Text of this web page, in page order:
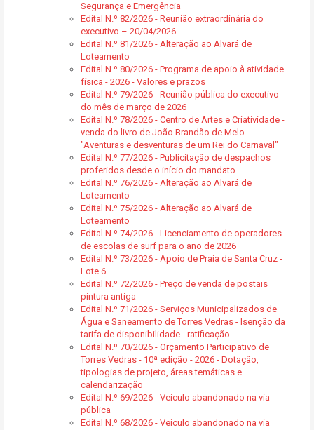
Segurança e Emergência
Edital N.º 82/2026 - Reunião extraordinária do
executivo – 20/04/2026
Edital N.º 81/2026 - Alteração ao Alvará de
Loteamento
Edital N.º 80/2026 - Programa de apoio à atividade
física - 2026 - Valores e prazos
Edital N.º 79/2026 - Reunião pública do executivo
do mês de março de 2026
Edital N.º 78/2026 - Centro de Artes e Criatividade -
venda do livro de João Brandão de Melo -
"Aventuras e desventuras de um Rei do Carnaval"
Edital N.º 77/2026 - Publicitação de despachos
proferidos desde o início do mandato
Edital N.º 76/2026 - Alteração ao Alvará de
Loteamento
Edital N.º 75/2026 - Alteração ao Alvará de
Loteamento
Edital N.º 74/2026 - Licenciamento de operadores
de escolas de surf para o ano de 2026
Edital N.º 73/2026 - Apoio de Praia de Santa Cruz -
Lote 6
Edital N.º 72/2026 - Preço de venda de postais
pintura antiga
Edital N.º 71/2026 - Serviços Municipalizados de
Água e Saneamento de Torres Vedras - Isenção da
tarifa de disponibilidade - ratificação
Edital N.º 70/2026 - Orçamento Participativo de
Torres Vedras - 10ª edição - 2026 - Dotação,
tipologias de projeto, áreas temáticas e
calendarização
Edital N.º 69/2026 - Veículo abandonado na via
pública
Edital N.º 68/2026 - Veículo abandonado na via